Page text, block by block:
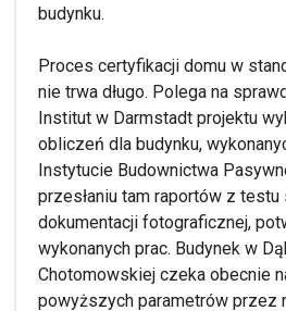
budynku.
Proces certyfikacji domu w
nie trwa długo. Polega na
Institut w Darmstadt projektu
obliczeń dla budynku,
Instytucie Budownictwa
przesłaniu tam raportów z
dokumentacji fotograficznej,
wykonanych prac. Budynek w
Chotomowskiej czeka obecnie
powyższych parametrów przez